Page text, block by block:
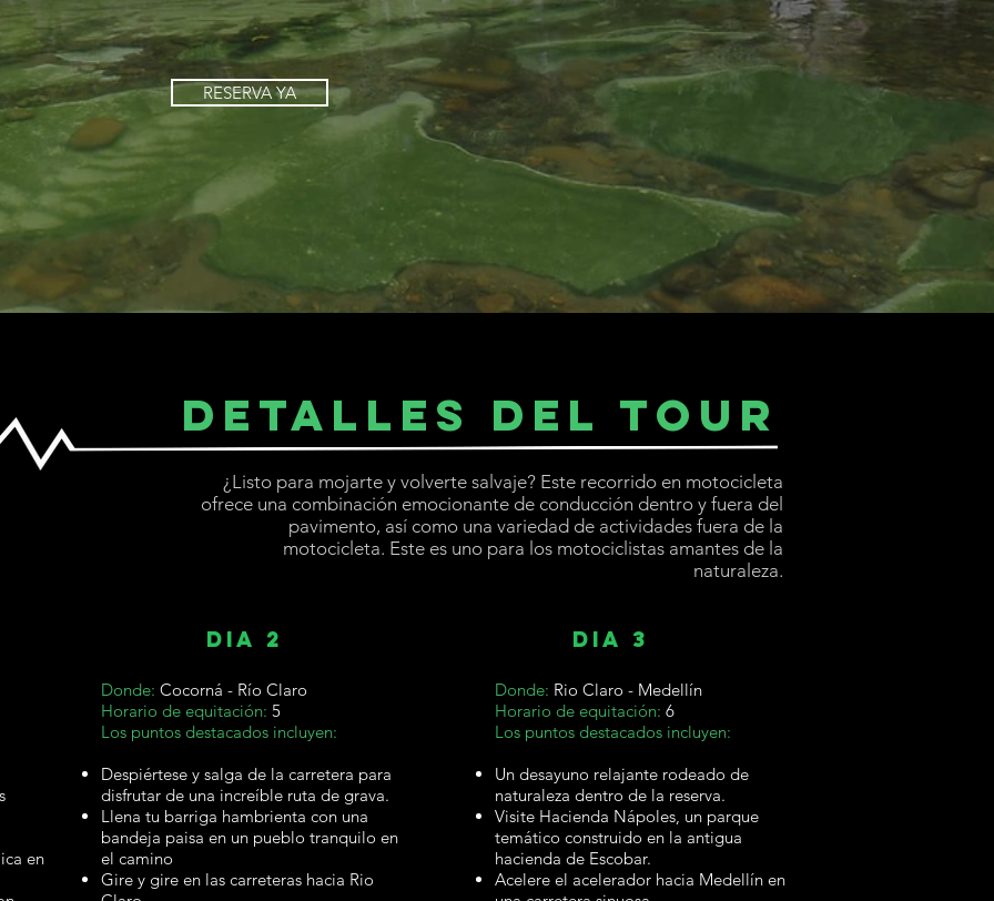
RESERVA YA
DETALLES DEL TOUR
¿Listo para mojarte y volverte salvaje? Este recorrido en motocicleta
ofrece una combinación emocionante de conducción dentro y fuera del
pavimento, así como una variedad de actividades fuera de la
motocicleta. Este es uno para los motociclistas amantes de la
naturaleza.
en
DIA 2
Donde: Cocorná - Río Claro
Horario de equitación: 5
Los puntos destacados incluyen:
Despiértese y salga de la carretera para
disfrutar de una increíble ruta de grava.
Llena tu barriga hambrienta con una
bandeja paisa en un pueblo tranquilo en
el camino
Gire y gire en las carreteras hacia Rio
DIA 3
Donde: Rio Claro - Medellín
Horario de equitación: 6
Los puntos destacados incluyen:
Un desayuno relajante rodeado de
naturaleza dentro de la reserva.
Visite Hacienda Nápoles, un parque
temático construido en la antigua
hacienda de Escobar.
Acelere el acelerador hacia Medellín en